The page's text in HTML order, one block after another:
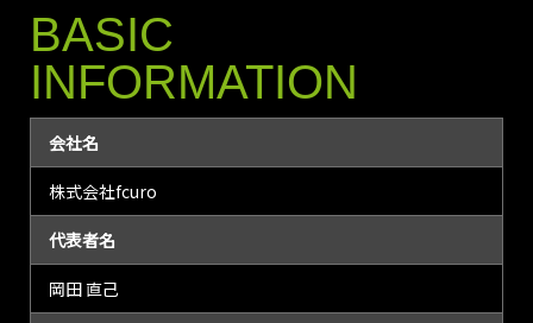
BASIC
INFORMATION
会社名
株式会社fcuro
代表者名
岡田 直己